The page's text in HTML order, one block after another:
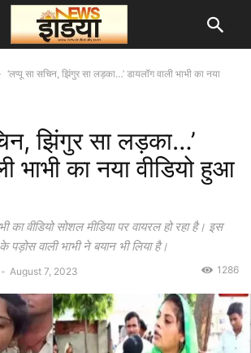
‘लप्पू सा सचिन, झिंगुर सा लड़का…’ डायलॉग वाली भाभी का नया
झिंगुर सा लड़का…’
भाभी का नया वीडियो हुआ
का वीडियो सोशल मीडिया पर वायरल हो रहा है। इस
पड़ोस वाली भाभी ने बयान भी लिया है।
- August 7, 2023 1286